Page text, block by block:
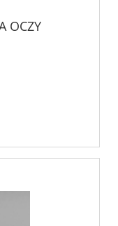
OCZY